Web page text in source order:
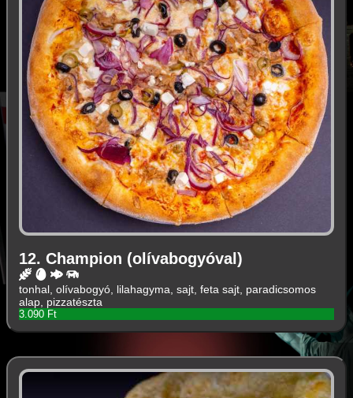
12. Champion (olívabogyóval)
tonhal, olívabogyó, lilahagyma, sajt, feta sajt, paradicsomos
alap, pizzatészta
3.090 Ft